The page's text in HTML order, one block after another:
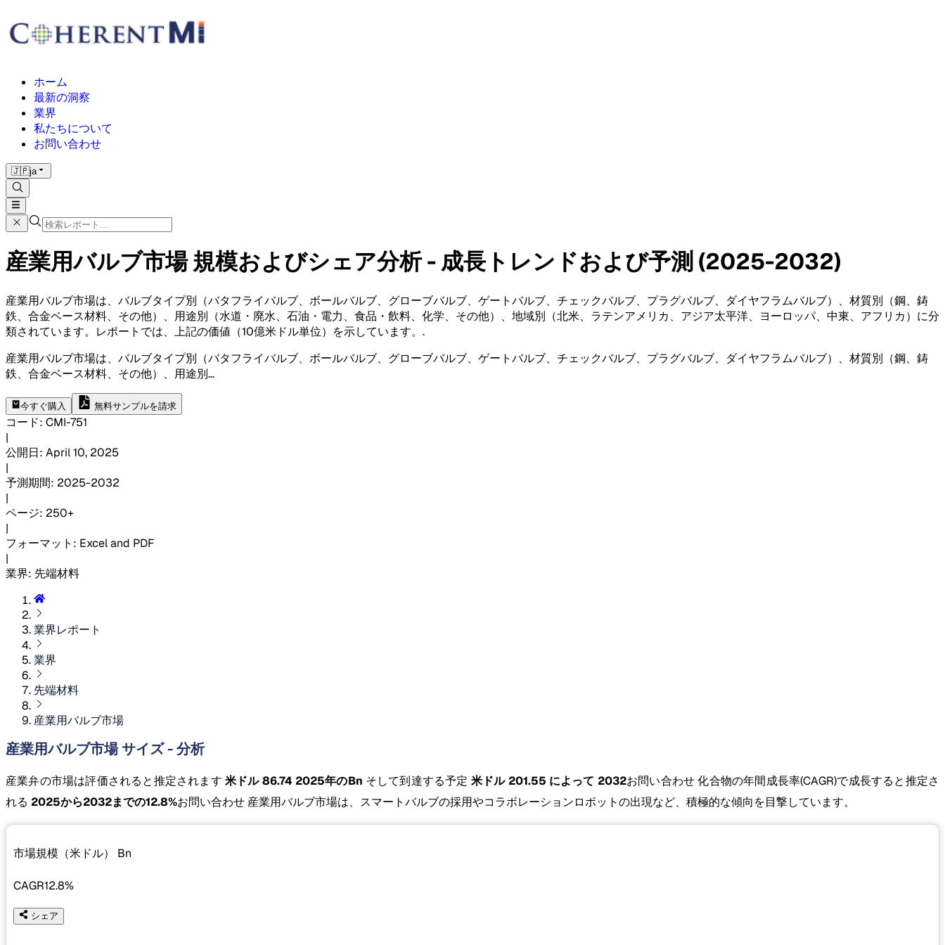
ホーム
最新の洞察
業界
私たちについて
お問い合わせ
🇯🇵ja
産業用バルブ市場 規模およびシェア分析 - 成長トレンドおよび予測 (2025-2032)
産業用バルブ市場は、バルブタイプ別（バタフライバルブ、ボールバルブ、グローブバルブ、ゲートバルブ、チェックバルブ、プラグバルブ、ダイヤフラムバルブ）、材質別（鋼、鋳
鉄、合金ベース材料、その他）、用途別（水道・廃水、石油・電力、食品・飲料、化学、その他）、地域別（北米、ラテンアメリカ、アジア太平洋、ヨーロッパ、中東、アフリカ）に分
類されています。レポートでは、上記の価値（10億米ドル単位）を示しています。 .
産業用バルブ市場は、バルブタイプ別（バタフライバルブ、ボールバルブ、グローブバルブ、ゲートバルブ、チェックバルブ、プラグバルブ、ダイヤフラムバルブ）、材質別（鋼、鋳
鉄、合金ベース材料、その他）、用途別...
今すぐ購入 無料サンプルを請求
コード: CMI-751
|
公開日: April 10, 2025
|
予測期間: 2025-2032
|
ページ: 250+
|
フォーマット : Excel and PDF
|
業界: 先端材料
業界レポート
業界
先端材料
産業用バルブ市場
産業用バルブ市場 サイズ - 分析
産業弁の市場は評価されると推定されます 米ドル 86.74 2025年のBn そして到達する予定 米ドル 201.55 によって 2032お問い合わせ 化合物の年間成長率(CAGR)で成長すると推定さ
れる 2025から2032までの12.8%お問い合わせ 産業用バルブ市場は、スマートバルブの採用やコラボレーションロボットの出現など、積極的な傾向を目撃しています。
市場規模（米ドル） Bn
CAGR12.8%
シェア